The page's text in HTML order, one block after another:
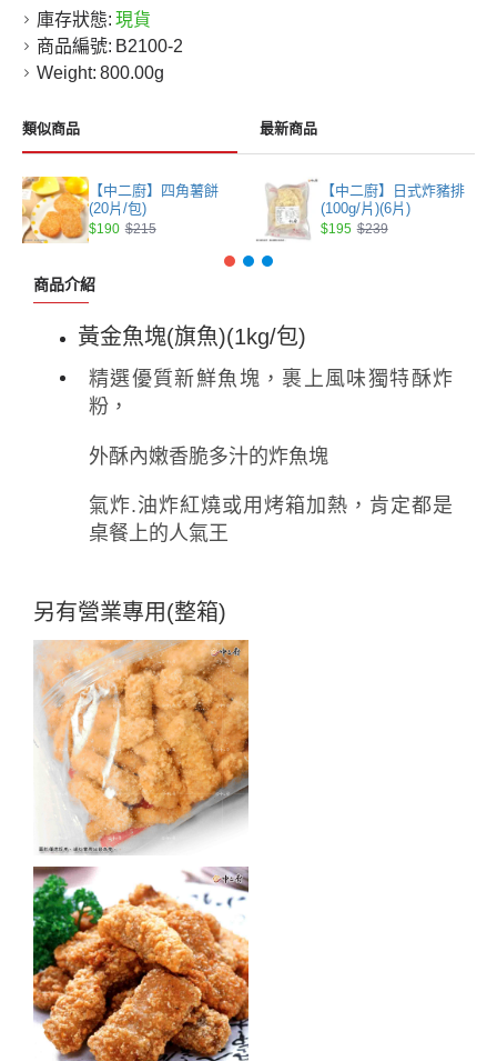
庫存狀態: 現貨
商品編號: B2100-2
Weight: 800.00g
類似商品 最新商品
【中二廚】四角薯餅
(20片/包)
$190 $215
【中二廚】日式炸豬排
(100g/片)(6片)
$195 $239
商品介紹
黃金魚塊(旗魚)(1kg/包)
精選優質新鮮魚塊，裹上風味獨特酥炸
粉，
外酥內嫩香脆多汁的炸魚塊
氣炸.油炸紅燒或用烤箱加熱，肯定都是
桌餐上的人氣王
另有營業專用(整箱)